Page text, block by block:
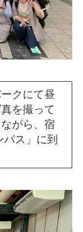
クにて昼
を撮って
がら、宿
ス」に到